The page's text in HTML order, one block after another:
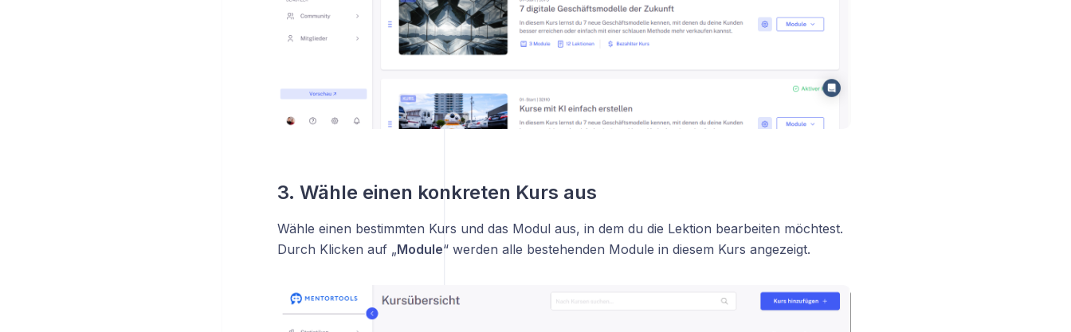
3. Wähle einen konkreten Kurs aus
Wähle einen bestimmten Kurs und das Modul aus, in dem du die Lektion bearbeiten möchtest.
Durch Klicken auf „Module“ werden alle bestehenden Module in diesem Kurs angezeigt.